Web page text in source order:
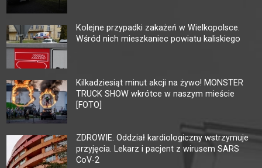
Kolejne przypadki zakażeń w Wielkopolsce.
Wśród nich mieszkaniec powiatu kaliskiego
Kilkadziesiąt minut akcji na żywo! MONSTER
TRUCK SHOW wkrótce w naszym mieście
[FOTO]
ZDROWIE. Oddział kardiologiczny wstrzymuje
przyjęcia. Lekarz i pacjent z wirusem SARS
CoV-2